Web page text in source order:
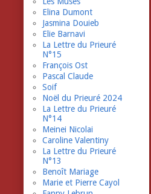
Elina Dumont
Jasmina Douieb
Elie Barnavi
La Lettre du Prieuré
N°15
François Ost
Pascal Claude
Soif
Noël du Prieuré 2024
La Lettre du Prieuré
N°14
Meinei Nicolai
Caroline Valentiny
La Lettre du Prieuré
N°13
Benoît Mariage
Marie et Pierre Cayol